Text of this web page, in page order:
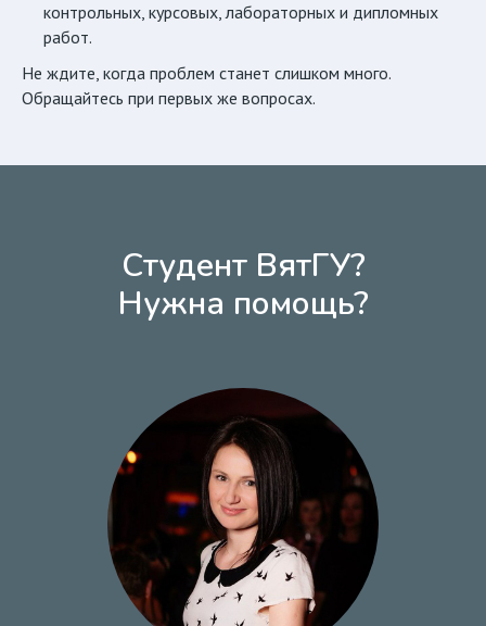
контрольных, курсовых, лабораторных и дипломных
работ.
Не ждите, когда проблем станет слишком много.
Обращайтесь при первых же вопросах.
Студент ВятГУ?
Нужна помощь?